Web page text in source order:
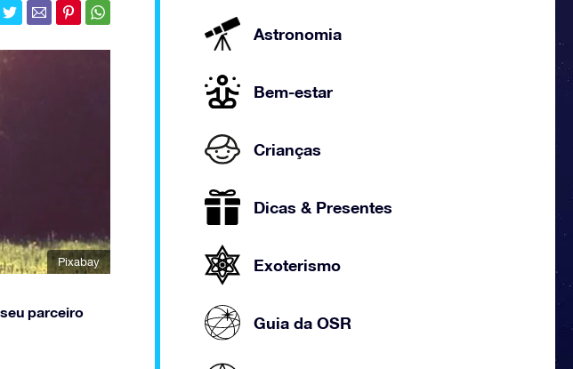
Pixabay
parceiro
Astronomia
Bem-estar
Crianças
Dicas & Presentes
Exoterismo
Guia da OSR